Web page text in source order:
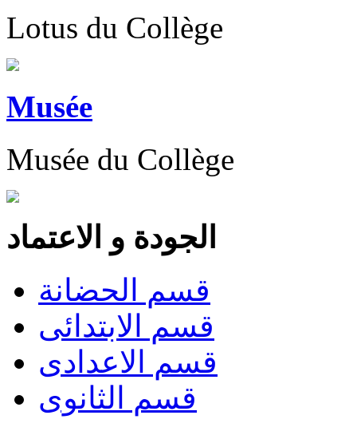
Lotus du Collège
Musée
Musée du Collège
الجودة و الاعتماد
قسم الحضانة
قسم الابتدائى
قسم الاعدادى
قسم الثانوى